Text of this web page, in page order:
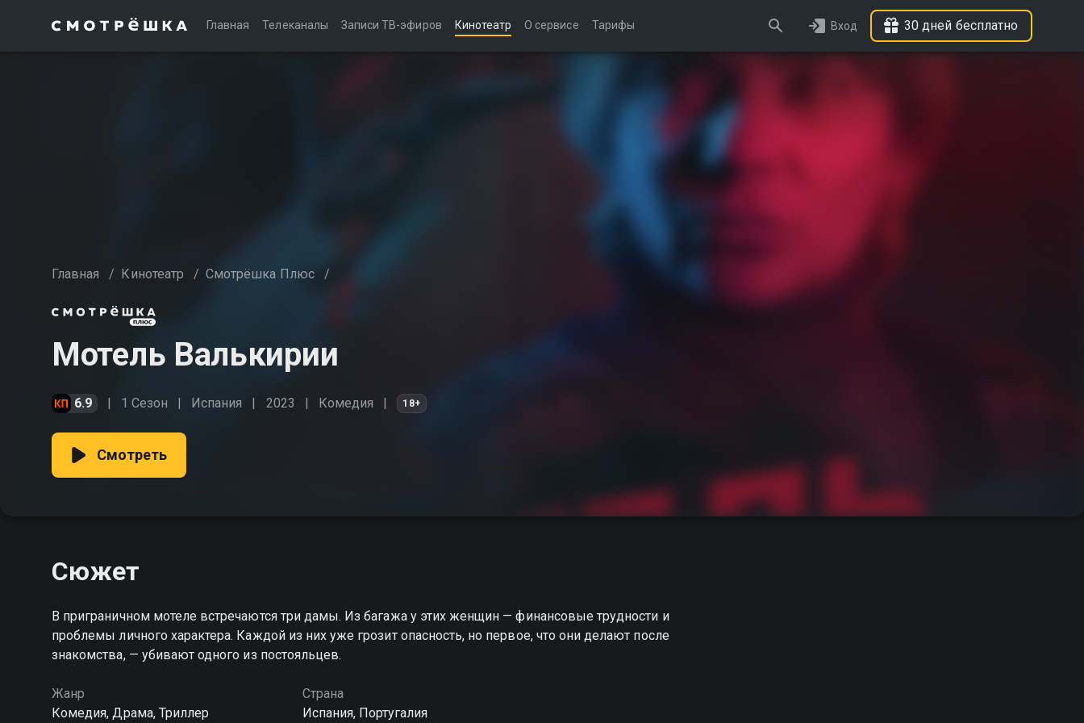
Главная Телеканалы Записи ТВ-эфиров Кинотеатр О сервисе Тарифы Вход 30 дней бесплатно
Главная / Кинотеатр / Смотрёшка Плюс /
Мотель Валькирии
6.9 1 Сезон Испания 2023 Комедия 18+
Смотреть
Сюжет
В приграничном мотеле встречаются три дамы. Из багажа у этих женщин — финансовые трудности и
проблемы личного характера. Каждой из них уже грозит опасность, но первое, что они делают после
знакомства, — убивают одного из постояльцев.
Жанр
Комедия, Драма, Триллер
Страна
Испания, Португалия